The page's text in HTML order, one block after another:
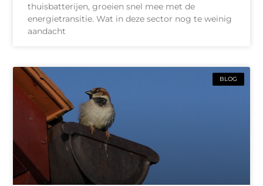
thuisbatterijen, groeien snel mee met de
energietransitie. Wat in deze sector nog te weinig
aandacht
BLOG